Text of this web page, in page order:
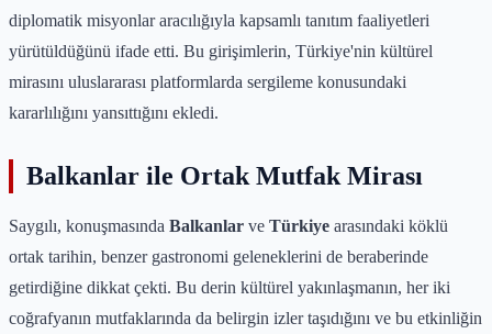
diplomatik misyonlar aracılığıyla kapsamlı tanıtım faaliyetleri
yürütüldüğünü ifade etti. Bu girişimlerin, Türkiye'nin kültürel
mirasını uluslararası platformlarda sergileme konusundaki
kararlılığını yansıttığını ekledi.
Balkanlar ile Ortak Mutfak Mirası
Saygılı, konuşmasında Balkanlar ve Türkiye arasındaki köklü
ortak tarihin, benzer gastronomi geleneklerini de beraberinde
getirdiğine dikkat çekti. Bu derin kültürel yakınlaşmanın, her iki
coğrafyanın mutfaklarında da belirgin izler taşıdığını ve bu etkinliğin